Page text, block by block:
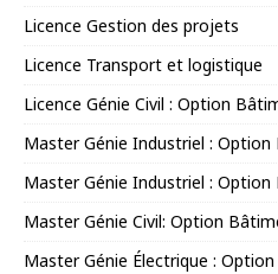
Licence Gestion des projets
Licence Transport et logistique
Licence Génie Civil : Option
Master Génie Industriel :
Master Génie Industriel :
Master Génie Civil: Option
Master Génie Électrique :